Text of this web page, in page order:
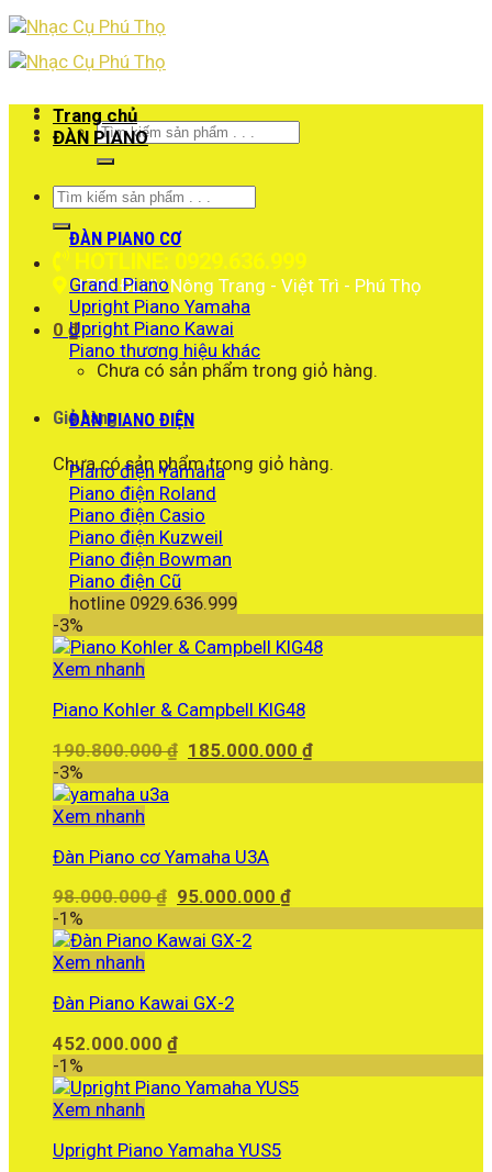
Skip
content
Tìm
kiếm:
Tìm
kiếm:
HOTLINE: 0929.636.999
1766 ĐLHV Nông Trang - Việt Trì - Phú Thọ
0 ₫
Chưa có sản phẩm trong giỏ hàng.
Giỏ hàng
Chưa có sản phẩm trong giỏ hàng.
Trang chủ
ĐÀN PIANO
ĐÀN PIANO CƠ
Grand Piano
Upright Piano Yamaha
Upright Piano Kawai
Piano thương hiệu khác
ĐÀN PIANO ĐIỆN
Piano điện Yamaha
Piano điện Roland
Piano điện Casio
Piano điện Kuzweil
Piano điện Bowman
Piano điện Cũ
hotline 0929.636.999
-3%
Xem nhanh
Piano Kohler & Campbell KIG48
190.800.000₫ Giá
185.000.000₫Giá
-3%
Xem nhanh
Đàn Piano cơ Yamaha U3A
98.000.000₫ Giá
là:
95.000.000₫Giá
-1%
Xem nhanh
Đàn Piano Kawai GX-2
452.000.000 ₫
-1%
Xem nhanh
Upright Piano Yamaha YUS5